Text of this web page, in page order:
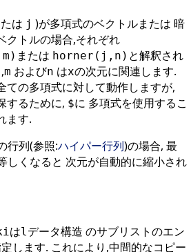
は j )が多項式のベクトルまたは 暗
クトルの場合,それぞれ
または horner(j,n) と解釈され
m およびn はxの次元に関連します.
ての多項式に対して動作しますが,
するために, $に 多項式を使用するこ
ます.
行列(参照:ハイパー行列)の場合, 最
しくなると 次元が自動的に縮小され
はlデータ構造 のサブリストのエン
します. これにより,中間的なコピー